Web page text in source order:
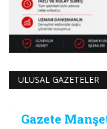
ULUSAL GAZETELER